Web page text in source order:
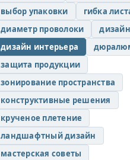
выбор упаковки
гибка
диаметр проволоки
дизайн интерьера
защита продукции
зонирование пространства
конструктивные решения
крученое плетение
ландшафтный дизайн
мастерская советы